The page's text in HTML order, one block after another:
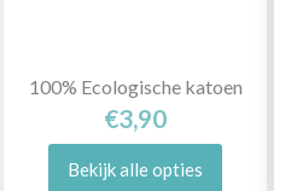
100% Ecologische katoen
€3,90
Bekijk alle opties